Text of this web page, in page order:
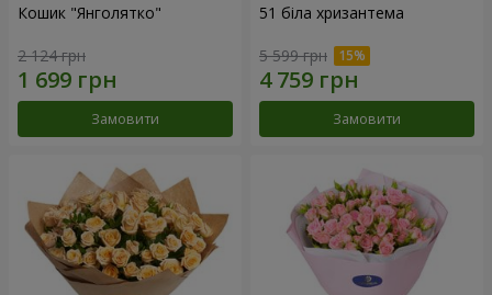
Кошик "Янголятко"
2 124 грн
Замовити
51 біла хризантема
5 599 грн
Замовити